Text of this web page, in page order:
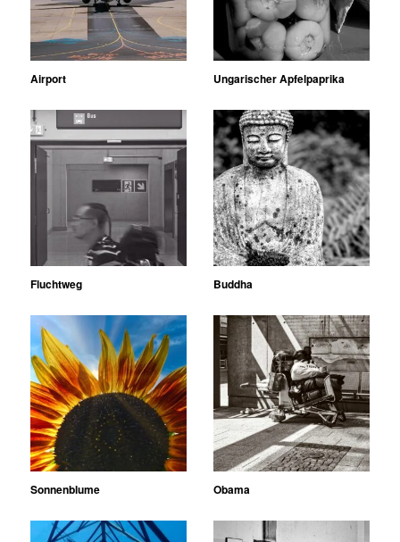
Airport Ungarischer Apfelpaprika
Fluchtweg Buddha
Sonnenblume Obama